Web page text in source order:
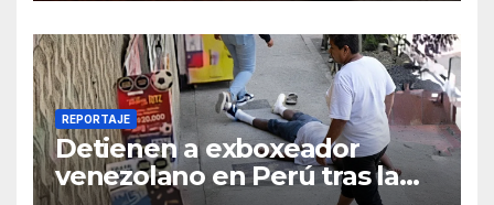
REPORTAJE
Detienen a exboxeador
venezolano en Perú tras la